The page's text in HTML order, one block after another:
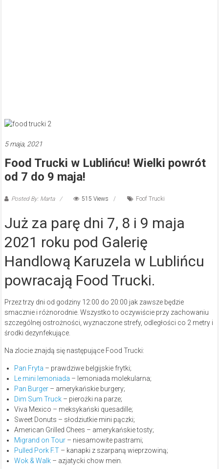
5 maja, 2021
Food Trucki w Lublińcu! Wielki powrót
od 7 do 9 maja!
Posted By: Marta 515 Views Foof Trucki
Już za parę dni 7, 8 i 9 maja
2021 roku pod Galerię
Handlową Karuzela w Lublińcu
powracają Food Trucki.
Przez trzy dni od godziny 12:00 do 20:00 jak zawsze będzie
smacznie i różnorodnie. Wszystko to oczywiście przy zachowaniu
szczególnej ostrożności, wyznaczone strefy, odległości co 2 metry i
środki dezynfekujące.
Na zlocie znajdą się następujące Food Trucki:
Pan Fryta – prawdziwe belgijskie frytki;
Le mini lemoniada – lemoniada molekularna;
Pan Burger– amerykańskie burgery;
Dim Sum Truck– pierożki na parze;
Viva Mexico – meksykański quesadille;
Sweet Donuts – słodziutkie mini pączki;
American Grilled Chees – amerykańskie tosty;
Migrand on Tour– niesamowite pastrami;
Pulled Pork F.T– kanapki z szarpaną wieprzowiną;
Wok & Walk– azjatycki chow mein.